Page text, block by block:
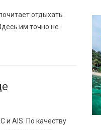
отдыхать
им точно не
и AIS. По качеству